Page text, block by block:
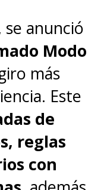
,
con
anunció
Modo
más
Este
de
reglas
con